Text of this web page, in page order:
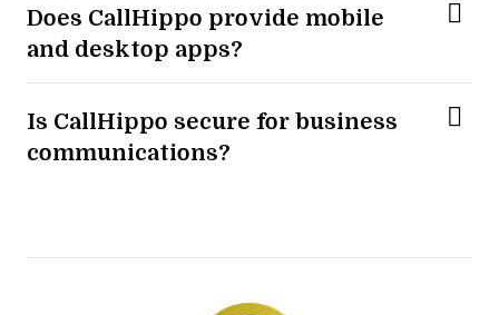
Does CallHippo provide mobile
and desktop apps?
Is CallHippo secure for business
communications?